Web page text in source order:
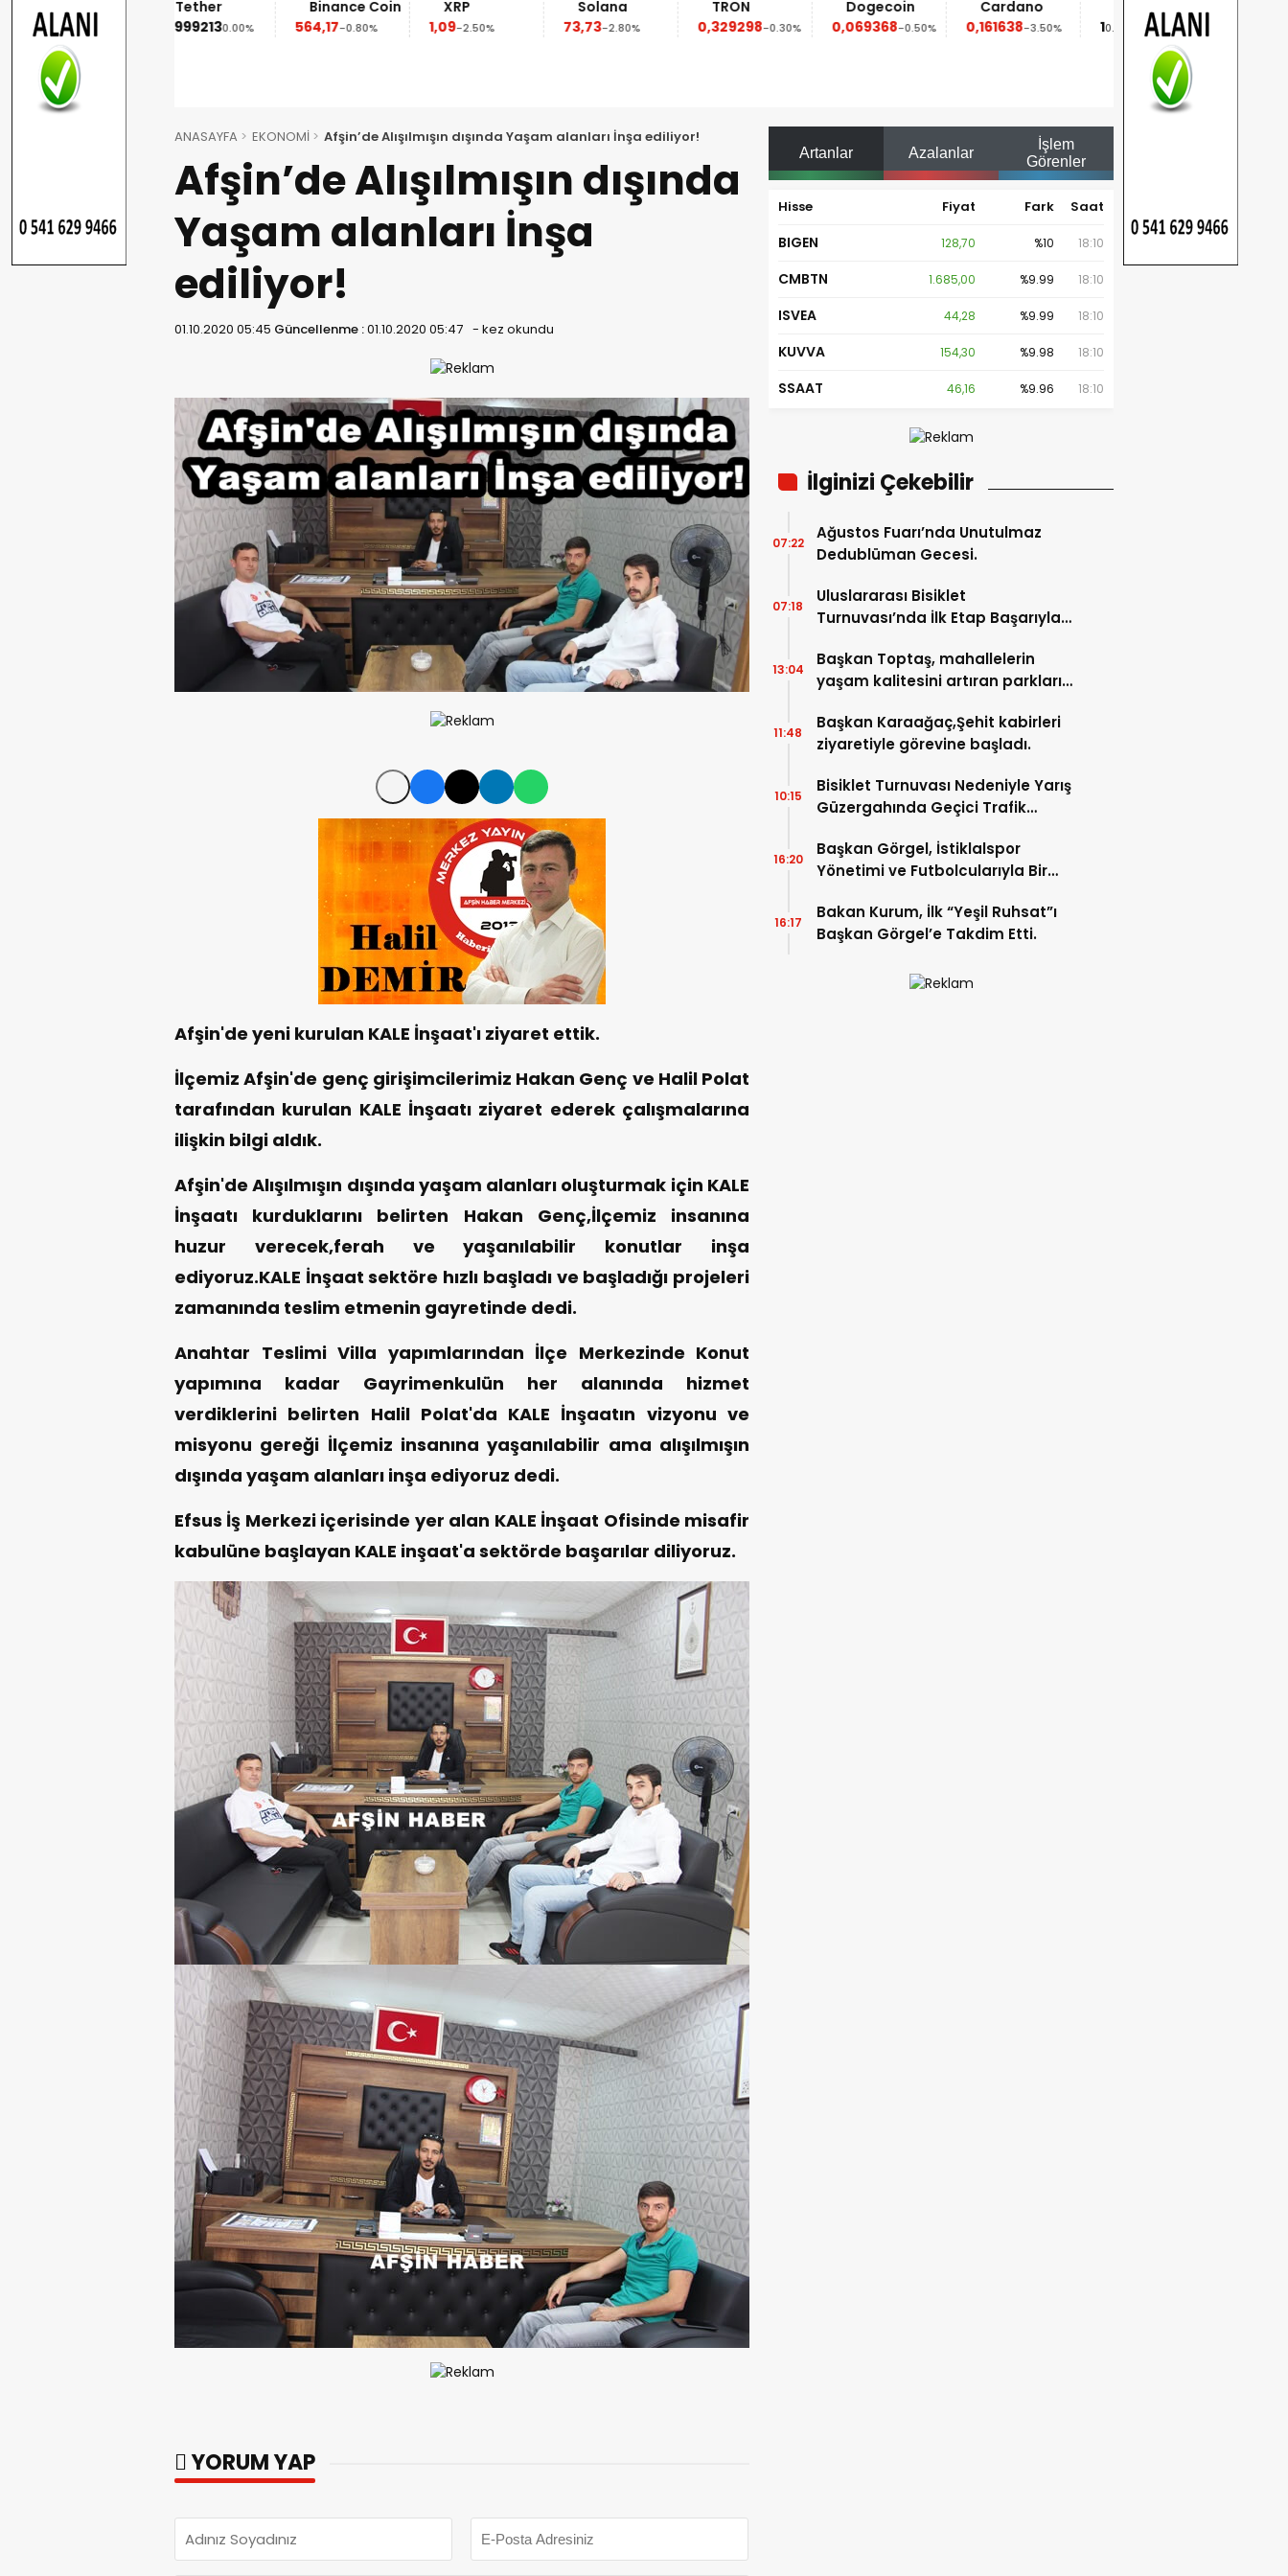
-1.90%
Tether
0,999213
Binance Coin
564,17
-0.80%
XRP
1,09-2.50%
73,73
0,329298
-0.30%
0,069368
-0.50%
Cardano
0,161638
-3.50%
Dai
10.00%
Avalanche
6,23-0.40%
ANASAYFA EKONOMİ Afşin’de Alışılmışın dışında Yaşam alanları İnşa ediliyor!
Afşin’de Alışılmışın dışında
Yaşam alanları İnşa
ediliyor!
01.10.2020 05:45 Güncellenme :01.10.2020 05:47 - kez okundu
Afşin'de yeni kurulan KALE İnşaat'ı ziyaret ettik.
İlçemiz Afşin'de genç girişimcilerimiz Hakan Genç ve Halil Polat
tarafından kurulan KALE İnşaatı ziyaret ederek çalışmalarına
ilişkin bilgi aldık.
Afşin'de Alışılmışın dışında yaşam alanları oluşturmak için KALE
İnşaatı kurduklarını belirten Hakan Genç,İlçemiz insanına
huzur verecek,ferah ve yaşanılabilir konutlar inşa
ediyoruz.KALE İnşaat sektöre hızlı başladı ve başladığı projeleri
zamanında teslim etmenin gayretinde dedi.
Anahtar Teslimi Villa yapımlarından İlçe Merkezinde Konut
yapımına kadar Gayrimenkulün her alanında hizmet
verdiklerini belirten Halil Polat'da KALE İnşaatın vizyonu ve
misyonu gereği İlçemiz insanına yaşanılabilir ama alışılmışın
dışında yaşam alanları inşa ediyoruz dedi.
Efsus İş Merkezi içerisinde yer alan KALE İnşaat Ofisinde misafir
kabulüne başlayan KALE inşaat'a sektörde başarılar diliyoruz.
YORUM YAP
Artanlar Azalanlar
İşlem
Görenler
Hisse Fiyat Fark Saat
BIGEN 128,70 %10 18:10
CMBTN 1.685,00 %9.99 18:10
ISVEA 44,28 %9.99 18:10
KUVVA 154,30 %9.98 18:10
SSAAT 46,16 %9.96 18:10
İlginizi Çekebilir
Ağustos Fuarı’nda Unutulmaz
Dedublüman Gecesi.
07:22
Uluslararası Bisiklet
Turnuvası’nda İlk Etap Başarıyla
07:18
Başkan Toptaş, mahallelerin
yaşam kalitesini artıran parkları
13:04
Başkan Karaağaç,Şehit kabirleri
ziyaretiyle görevine başladı.
11:48
Bisiklet Turnuvası Nedeniyle Yarış
Güzergahında Geçici Trafik
10:15
Başkan Görgel, İstiklalspor
Yönetimi ve Futbolcularıyla Bir
16:20
Bakan Kurum, İlk “Yeşil Ruhsat”ı
Başkan Görgel’e Takdim Etti.
16:17